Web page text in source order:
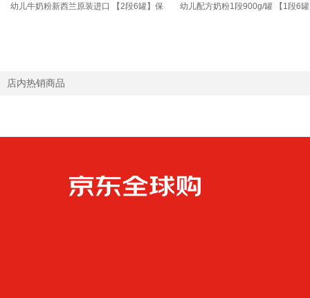
幼儿牛奶粉新西兰原装进口 【2段6罐】保
幼儿配方奶粉1段900g/罐 【1段6
店内热销商品